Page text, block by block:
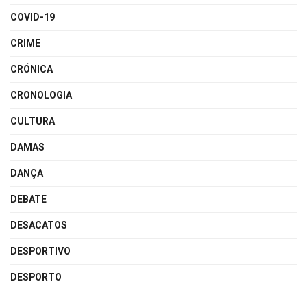
COVID-19
CRIME
CRÓNICA
CRONOLOGIA
CULTURA
DAMAS
DANÇA
DEBATE
DESACATOS
DESPORTIVO
DESPORTO